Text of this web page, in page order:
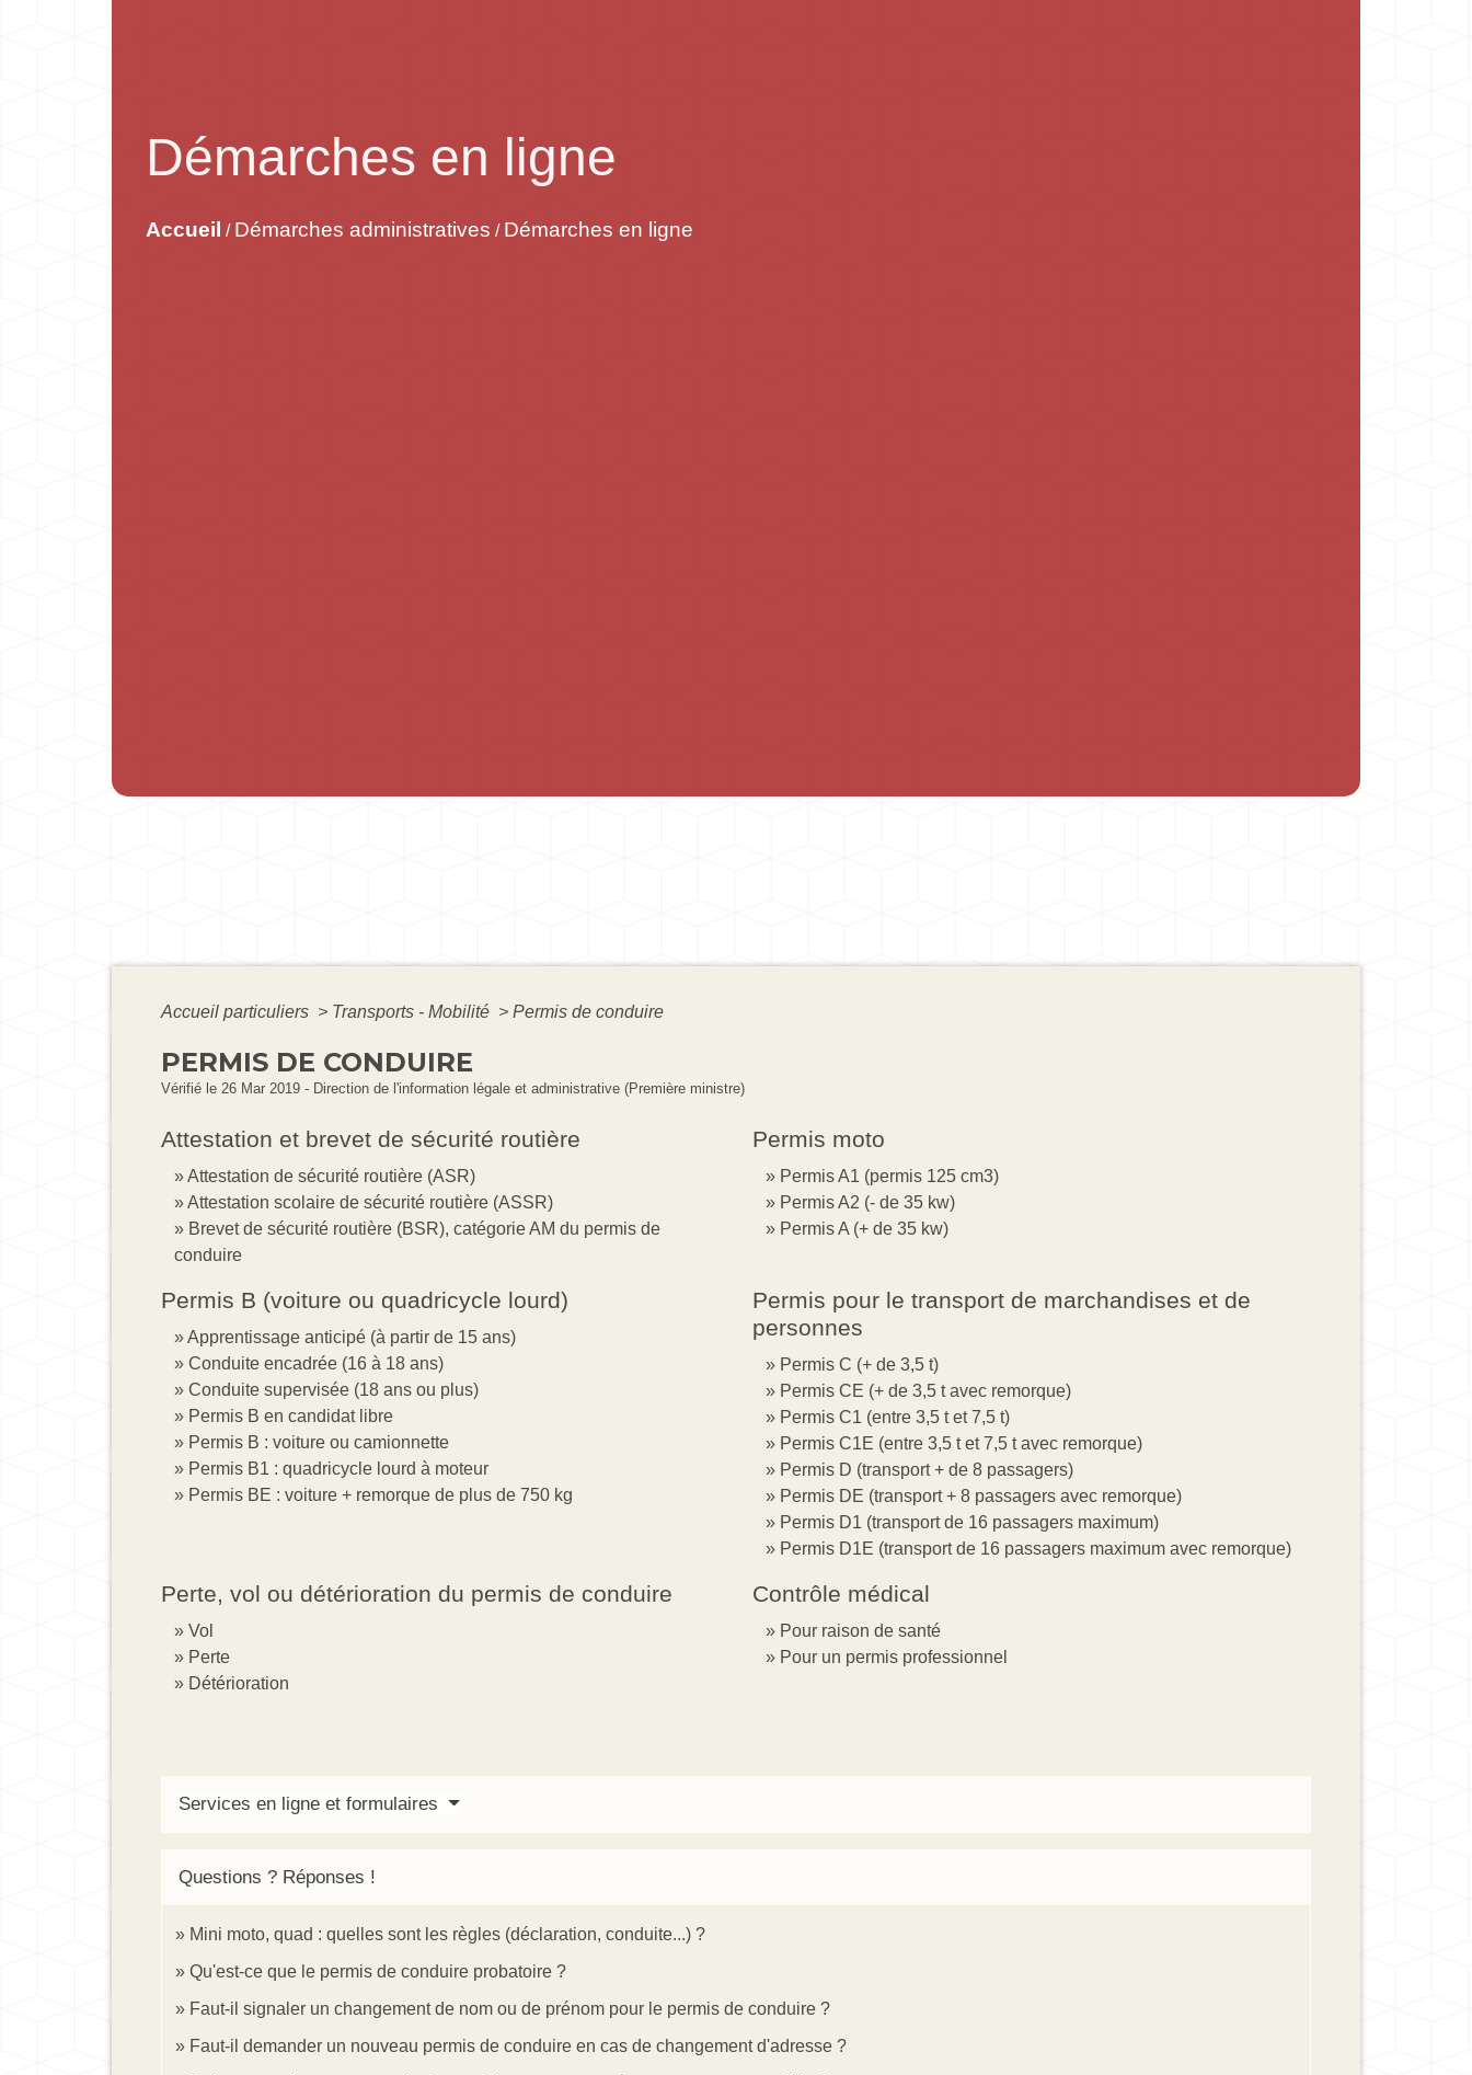
Démarches en ligne
Accueil / Démarches administratives / Démarches en ligne
Accueil particuliers > Transports - Mobilité > Permis de conduire
PERMIS DE CONDUIRE
Vérifié le 26 Mar 2019 - Direction de l'information légale et administrative (Première ministre)
Attestation et brevet de sécurité routière
Attestation de sécurité routière (ASR)
Attestation scolaire de sécurité routière (ASSR)
Brevet de sécurité routière (BSR), catégorie AM du permis de
conduire
Permis moto
Permis A1 (permis 125 cm3)
Permis A2 (- de 35 kw)
Permis A (+ de 35 kw)
Permis B (voiture ou quadricycle lourd)
Apprentissage anticipé (à partir de 15 ans)
Conduite encadrée (16 à 18 ans)
Conduite supervisée (18 ans ou plus)
Permis B en candidat libre
Permis B : voiture ou camionnette
Permis B1 : quadricycle lourd à moteur
Permis BE : voiture + remorque de plus de 750 kg
Permis pour le transport de marchandises et de
personnes
Permis C (+ de 3,5 t)
Permis CE (+ de 3,5 t avec remorque)
Permis C1 (entre 3,5 t et 7,5 t)
Permis C1E (entre 3,5 t et 7,5 t avec remorque)
Permis D (transport + de 8 passagers)
Permis DE (transport + 8 passagers avec remorque)
Permis D1 (transport de 16 passagers maximum)
Permis D1E (transport de 16 passagers maximum avec remorque)
Perte, vol ou détérioration du permis de conduire
Vol
Perte
Détérioration
Contrôle médical
Pour raison de santé
Pour un permis professionnel
Services en ligne et formulaires
Questions ? Réponses !
Mini moto, quad : quelles sont les règles (déclaration, conduite...) ?
Qu'est-ce que le permis de conduire probatoire ?
Faut-il signaler un changement de nom ou de prénom pour le permis de conduire ?
Faut-il demander un nouveau permis de conduire en cas de changement d'adresse ?